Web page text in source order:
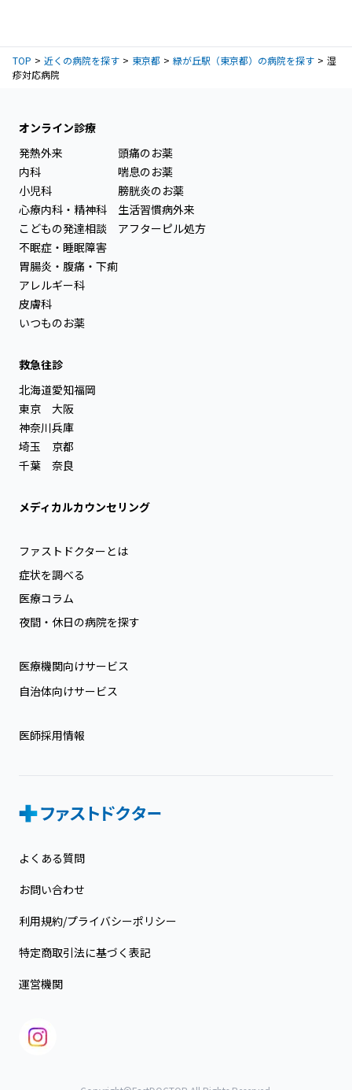
TOP 近くの病院を探す 東京都 緑が丘駅（東京都）の病院を探す
湿
疹対応病院
オンライン診療
発熱外来
内科
小児科
心療内科・精神科
こどもの発達相談
不眠症・睡眠障害
胃腸炎・腹痛・下痢
アレルギー科
皮膚科
いつものお薬
頭痛のお薬
喘息のお薬
膀胱炎のお薬
生活習慣病外来
アフターピル処方
救急往診
北海道
東京
神奈川
埼玉
千葉
愛知
大阪
兵庫
京都
奈良
福岡
メディカルカウンセリング
ファストドクターとは
症状を調べる
医療コラム
夜間・休日の病院を探す
医療機関向けサービス
自治体向けサービス
医師採用情報
よくある質問
お問い合わせ
利用規約/プライバシーポリシー
特定商取引法に基づく表記
運営機関